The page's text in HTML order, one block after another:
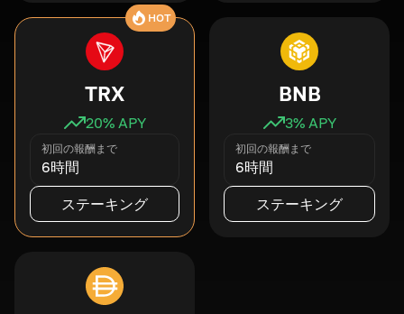
HOT
TRX
20% APY
初回の報酬まで
6時間
ステーキング
BNB
3% APY
初回の報酬まで
6時間
ステーキング